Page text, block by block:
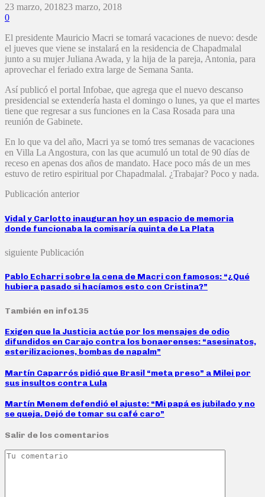
23 marzo, 201823 marzo, 2018
0
El presidente Mauricio Macri se tomará vacaciones de nuevo: desde
el jueves que viene se instalará en la residencia de Chapadmalal
junto a su mujer Juliana Awada, y la hija de la pareja, Antonia, para
aprovechar el feriado extra large de Semana Santa.
Así publicó el portal Infobae, que agrega que el nuevo descanso
presidencial se extendería hasta el domingo o lunes, ya que el martes
tiene que regresar a sus funciones en la Casa Rosada para una
reunión de Gabinete.
En lo que va del año, Macri ya se tomó tres semanas de vacaciones
en Villa La Angostura, con las que acumuló un total de 90 días de
receso en apenas dos años de mandato. Hace poco más de un mes
estuvo de retiro espiritual por Chapadmalal. ¿Trabajar? Poco y nada.
Publicación anterior
Vidal y Carlotto inauguran hoy un espacio de memoria
donde funcionaba la comisaría quinta de La Plata
siguiente Publicación
Pablo Echarri sobre la cena de Macri con famosos: “¿Qué
hubiera pasado si hacíamos esto con Cristina?”
También en info135
Exigen que la Justicia actúe por los mensajes de odio
difundidos en Carajo contra los bonaerenses: “asesinatos,
esterilizaciones, bombas de napalm”
Martín Caparrós pidió que Brasil “meta preso” a Milei por
sus insultos contra Lula
Martín Menem defendió el ajuste: “Mi papá es jubilado y no
se queja. Dejó de tomar su café caro”
Salir de los comentarios